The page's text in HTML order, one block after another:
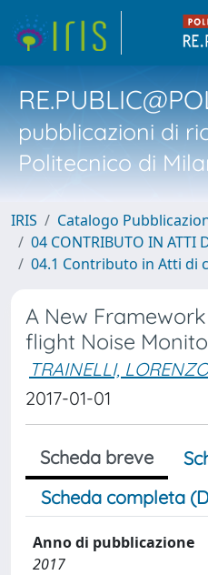
pubblicazioni di
Politecnico di
IRIS
Catalogo
04 CONTRIBUTO IN ATTI
04.1 Contributo in Atti di
A New
flight Noise
TRAINELLI, LORENZO
2017-01-01
Scheda breve
Scheda completa
Anno di pubblicazione
2017